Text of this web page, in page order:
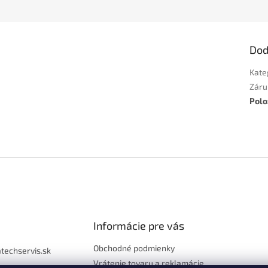
Informácie pre vás
Obchodné podmienky
Vrátenie tovaru a reklamácie